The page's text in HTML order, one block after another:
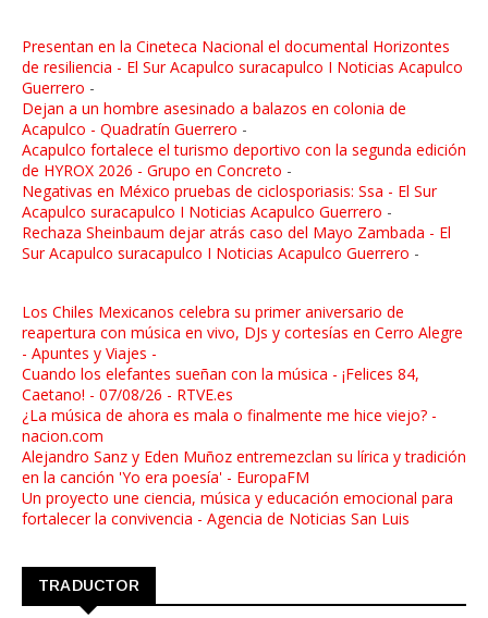
Presentan en la Cineteca Nacional el documental Horizontes
de resiliencia - El Sur Acapulco suracapulco I Noticias Acapulco
Guerrero -
Dejan a un hombre asesinado a balazos en colonia de
Acapulco - Quadratín Guerrero -
Acapulco fortalece el turismo deportivo con la segunda edición
de HYROX 2026 - Grupo en Concreto -
Negativas en México pruebas de ciclosporiasis: Ssa - El Sur
Acapulco suracapulco I Noticias Acapulco Guerrero -
Rechaza Sheinbaum dejar atrás caso del Mayo Zambada - El
Sur Acapulco suracapulco I Noticias Acapulco Guerrero -
Los Chiles Mexicanos celebra su primer aniversario de
reapertura con música en vivo, DJs y cortesías en Cerro Alegre
- Apuntes y Viajes -
Cuando los elefantes sueñan con la música - ¡Felices 84,
Caetano! - 07/08/26 - RTVE.es
¿La música de ahora es mala o finalmente me hice viejo? -
nacion.com
Alejandro Sanz y Eden Muñoz entremezclan su lírica y tradición
en la canción 'Yo era poesía' - EuropaFM
Un proyecto une ciencia, música y educación emocional para
fortalecer la convivencia - Agencia de Noticias San Luis
TRADUCTOR